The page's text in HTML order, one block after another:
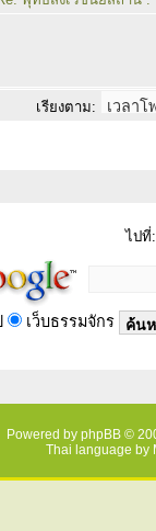
เรียงตาม:
ไปที่:
เว็บธรรมจักร
Powered by phpBB ©
Thai language by